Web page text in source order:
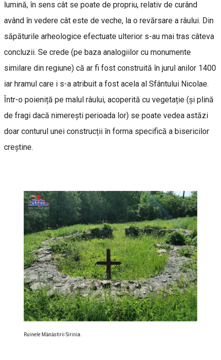
lumină, în sens cât se poate de propriu, relativ de curând
având în vedere cât este de veche, la o revărsare a râului. Din
săpăturile arheologice efectuate ulterior s-au mai tras câteva
concluzii. Se crede (pe baza analogiilor cu monumente
similare din regiune) că ar fi fost construită în jurul anilor 1400
iar hramul care i s-a atribuit a fost acela al Sfântului Nicolae.
Într-o poieniță pe malul râului, acoperită cu vegetație (și plină
de fragi dacă nimerești perioada lor) se poate vedea astăzi
doar conturul unei construcții în forma specifică a bisericilor
creștine.
Ruinele Mănăstirii Sirinia.